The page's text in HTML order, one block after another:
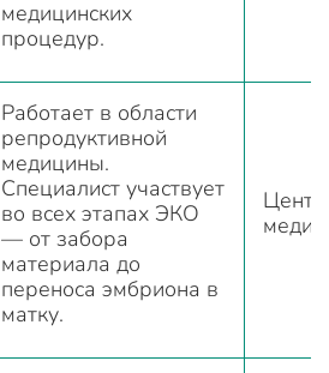
медицинских
процедур.
Работает в области
репродуктивной
медицины.
Специалист участвует
во всех этапах ЭКО
— от забора
материала до
переноса эмбриона в
матку.